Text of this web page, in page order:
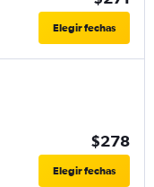
Elegir fechas
$278
Elegir fechas